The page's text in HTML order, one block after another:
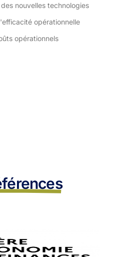
nouvelles technologies
opérationnelle
opérationnels